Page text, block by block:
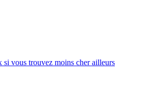
si vous trouvez moins cher ailleurs